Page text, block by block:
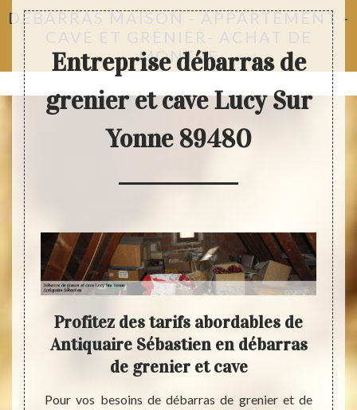
DÉBARRAS MAISON - APPARTEMENT -
CAVE ET GRENIER- ACHAT DE
MONTRE
Entreprise débarras de
grenier et cave Lucy Sur
Yonne 89480
de
à
Profitez des tarifs abordables de
Antiquaire Sébastien en débarras
de grenier et cave
Pour vos besoins de débarras de grenier et de